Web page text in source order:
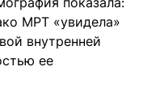
МРТ «увидела»
внутренней
ее